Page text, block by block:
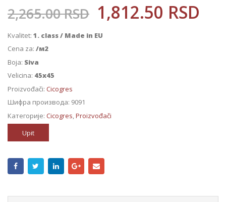
2,265.00RSD 1,812.50 RSD
Kvalitet: 1. class / Made in EU
Cena za: /м2
Boja: Siva
Velicina: 45x45
Proizvođači: Cicogres
Шифра производа: 9091
Категорије: Cicogres,Proizvođači
Upit